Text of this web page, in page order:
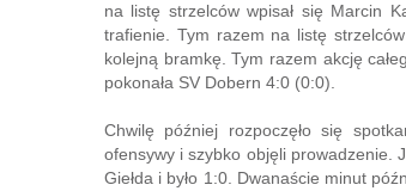
na listę strzelców wpisał się Marcin
trafienie. Tym razem na listę
kolejną bramkę. Tym razem akcję
pokonała SV Dobern 4:0 (0:0).
Chwilę później rozpoczęło się
ofensywy i szybko objęli prowadzenie.
Giełda i było 1:0. Dwanaście minut